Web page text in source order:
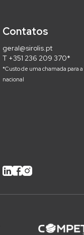
Contatos
geral@sirolis.pt
T +351 236 209 370*
*Custo de uma chamada para
nacional